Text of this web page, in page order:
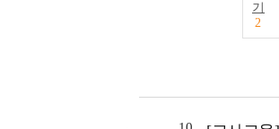
기
2